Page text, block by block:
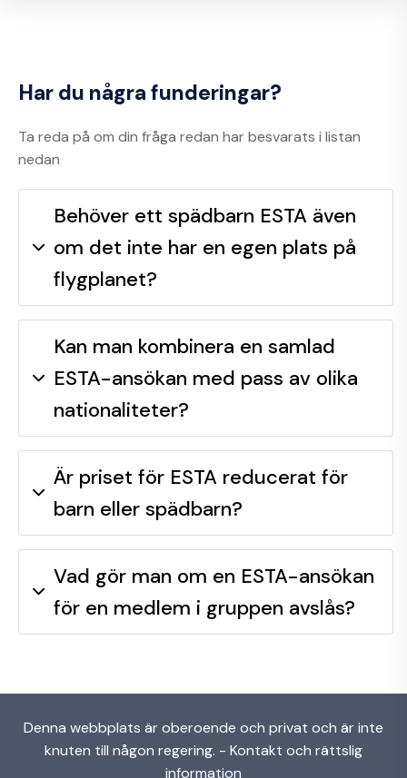
Har du några funderingar?
Ta reda på om din fråga redan har besvarats i listan
nedan
Behöver ett spädbarn ESTA även
om det inte har en egen plats på
flygplanet?
Kan man kombinera en samlad
ESTA-ansökan med pass av olika
nationaliteter?
Är priset för ESTA reducerat för
barn eller spädbarn?
Vad gör man om en ESTA-ansökan
för en medlem i gruppen avslås?
Denna webbplats är oberoende och privat och är inte
knuten till någon regering. - Kontakt och rättslig
information